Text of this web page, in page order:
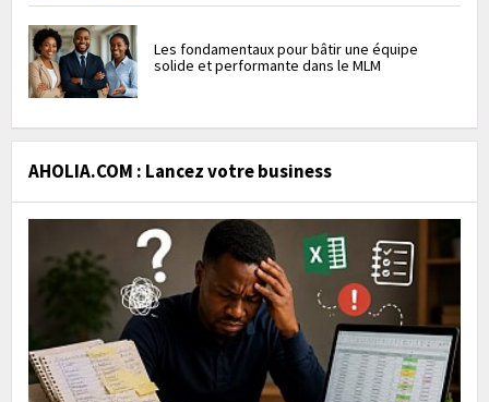
Les fondamentaux pour bâtir une équipe
solide et performante dans le MLM
AHOLIA.COM : Lancez votre business